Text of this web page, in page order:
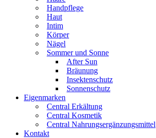
Handpflege
Haut
Intim
Körper
Nägel
Sommer und Sonne
After Sun
Bräunung
Insektenschutz
Sonnenschutz
Eigenmarken
Central Erkältung
Central Kosmetik
Central Nahrungsergänzungsmittel
Kontakt